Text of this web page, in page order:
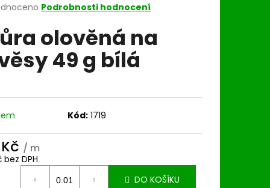
Podrobnosti hodnocení
olověná na
49 g bílá
Kód: 1719
/ m
bez DPH
DO KOŠÍKU